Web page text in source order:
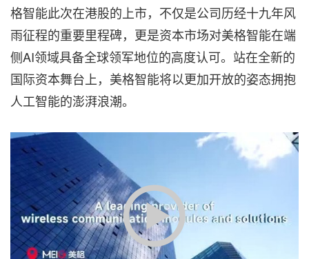
格智能此次在港股的上市，不仅是公司历经十九年风
雨征程的重要里程碑，更是资本市场对美格智能在端
侧AI领域具备全球领军地位的高度认可。站在全新的
国际资本舞台上，美格智能将以更加开放的姿态拥抱
人工智能的澎湃浪潮。